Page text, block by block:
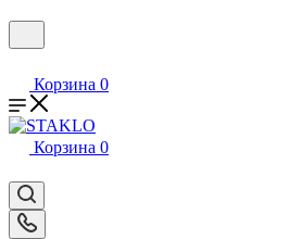
Корзина 0
Корзина 0